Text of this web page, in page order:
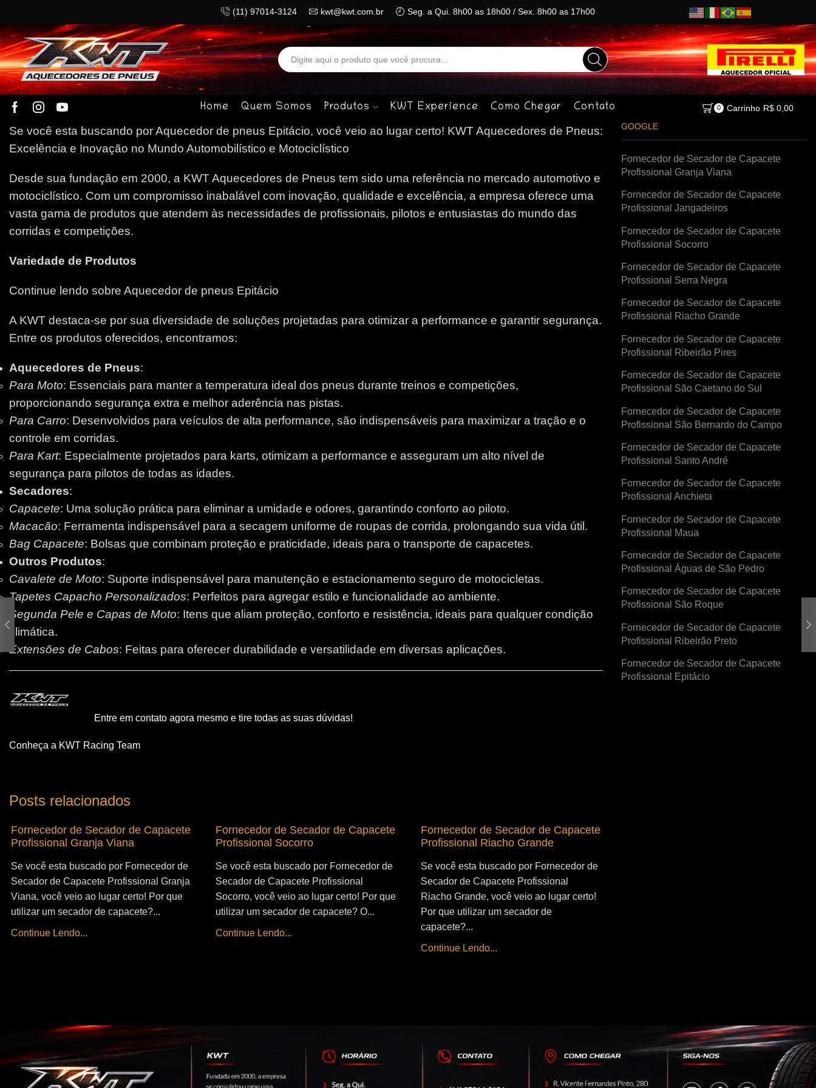
(11) 97014-3124 kwt@kwt.com.br Seg. a Qui. 8h00 as 18h00 / Sex. 8h00 as 17h00
Search
input
Home Quem Somos Produtos KWT Experience Como Chegar Contato 0 Carrinho R$0,00
Se você esta buscando por Aquecedor de pneus Epitácio, você veio ao lugar certo! KWT Aquecedores de Pneus:
Excelência e Inovação no Mundo Automobilístico e Motociclístico
Desde sua fundação em 2000, a KWT Aquecedores de Pneus tem sido uma referência no mercado automotivo e
motociclístico. Com um compromisso inabalável com inovação, qualidade e excelência, a empresa oferece uma
vasta gama de produtos que atendem às necessidades de profissionais, pilotos e entusiastas do mundo das
corridas e competições.
Variedade de Produtos
Continue lendo sobre Aquecedor de pneus Epitácio
A KWT destaca-se por sua diversidade de soluções projetadas para otimizar a performance e garantir segurança.
Entre os produtos oferecidos, encontramos:
Aquecedores de Pneus:
Para Moto: Essenciais para manter a temperatura ideal dos pneus durante treinos e competições,
proporcionando segurança extra e melhor aderência nas pistas.
Para Carro: Desenvolvidos para veículos de alta performance, são indispensáveis para maximizar a tração e o
controle em corridas.
Para Kart: Especialmente projetados para karts, otimizam a performance e asseguram um alto nível de
segurança para pilotos de todas as idades.
Secadores:
Capacete: Uma solução prática para eliminar a umidade e odores, garantindo conforto ao piloto.
Macacão: Ferramenta indispensável para a secagem uniforme de roupas de corrida, prolongando sua vida útil.
Bag Capacete: Bolsas que combinam proteção e praticidade, ideais para o transporte de capacetes.
Outros Produtos:
Cavalete de Moto: Suporte indispensável para manutenção e estacionamento seguro de motocicletas.
Tapetes Capacho Personalizados: Perfeitos para agregar estilo e funcionalidade ao ambiente.
Segunda Pele e Capas de Moto: Itens que aliam proteção, conforto e resistência, ideais para qualquer condição
climática.
Extensões de Cabos: Feitas para oferecer durabilidade e versatilidade em diversas aplicações.
Entre em contato agora mesmo e tire todas as suas dúvidas!
Conheça a KWT Racing Team
Posts relacionados
Fornecedor de Secador de Capacete
Profissional Granja Viana
Se você esta buscado por Fornecedor de
Secador de Capacete Profissional Granja
Viana, você veio ao lugar certo! Por que
utilizar um secador de capacete?...
Continue Lendo...
Fornecedor de Secador de Capacete
Profissional Socorro
Se você esta buscado por Fornecedor de
Secador de Capacete Profissional
Socorro, você veio ao lugar certo! Por que
utilizar um secador de capacete? O...
Continue Lendo...
Fornecedor de Secador de Capacete
Profissional Riacho Grande
Se você esta buscado por Fornecedor de
Secador de Capacete Profissional
Riacho Grande, você veio ao lugar certo!
Por que utilizar um secador de
capacete?...
Continue Lendo...
GOOGLE
Fornecedor de Secador de Capacete
Profissional Granja Viana
Fornecedor de Secador de Capacete
Profissional Jangadeiros
Fornecedor de Secador de Capacete
Profissional Socorro
Fornecedor de Secador de Capacete
Profissional Serra Negra
Fornecedor de Secador de Capacete
Profissional Riacho Grande
Fornecedor de Secador de Capacete
Profissional Ribeirão Pires
Fornecedor de Secador de Capacete
Profissional São Caetano do Sul
Fornecedor de Secador de Capacete
Profissional São Bernardo do Campo
Fornecedor de Secador de Capacete
Profissional Santo André
Fornecedor de Secador de Capacete
Profissional Anchieta
Fornecedor de Secador de Capacete
Profissional Maua
Fornecedor de Secador de Capacete
Profissional Águas de São Pedro
Fornecedor de Secador de Capacete
Profissional São Roque
Fornecedor de Secador de Capacete
Profissional Ribeirão Preto
Fornecedor de Secador de Capacete
Profissional Epitácio